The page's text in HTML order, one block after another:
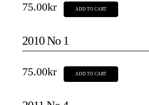
75.00kr ADD TO CART
2010 No 1
75.00kr ADD TO CART